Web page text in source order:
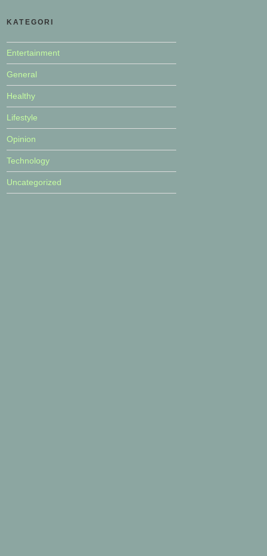
KATEGORI
Entertainment
General
Healthy
Lifestyle
Opinion
Technology
Uncategorized